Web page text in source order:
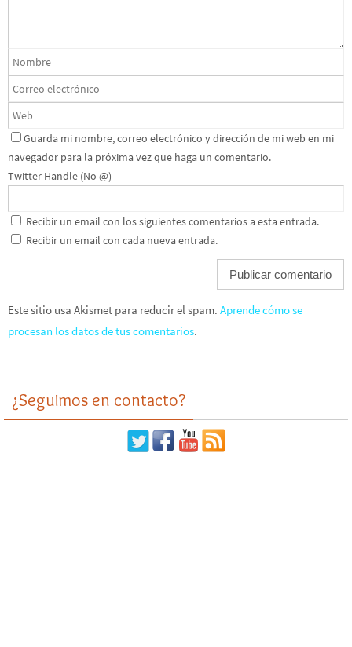
Guarda mi nombre, correo electrónico y dirección de mi web en mi
navegador para la próxima vez que haga un comentario.
Twitter Handle (No @)
Recibir un email con los siguientes comentarios a esta entrada.
Recibir un email con cada nueva entrada.
Este sitio usa Akismet para reducir el spam. Aprende cómo se
procesan los datos de tus comentarios.
¿Seguimos en contacto?